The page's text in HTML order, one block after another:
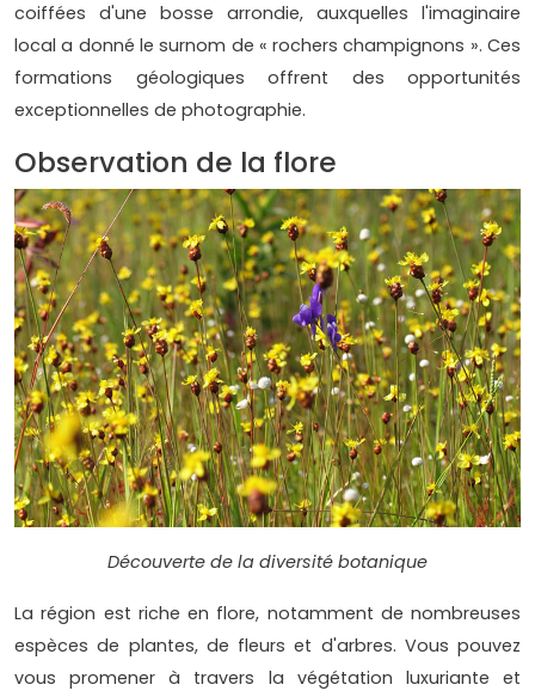
coiffées d'une bosse arrondie, auxquelles l'imaginaire
local a donné le surnom de « rochers champignons ». Ces
formations géologiques offrent des opportunités
exceptionnelles de photographie.
Observation de la flore
Découverte de la diversité botanique
La région est riche en flore, notamment de nombreuses
espèces de plantes, de fleurs et d'arbres. Vous pouvez
vous promener à travers la végétation luxuriante et